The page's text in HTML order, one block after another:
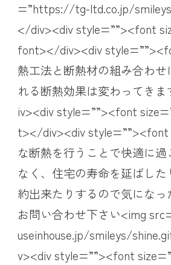
=”https://tg-ltd.co.jp/
</div><div style=””><font
font></div><div
熱工法と断熱材の組み合わせ
れる断熱効果は変わってき
iv><div style=””><font
t></div><div style=””><font
な断熱を行うことで快適に
なく、住宅の寿命を延ばし
約出来たりするので気になっ
お問い合わせ下さい<img
useinhouse.jp/smileys/
v><div style=””><font